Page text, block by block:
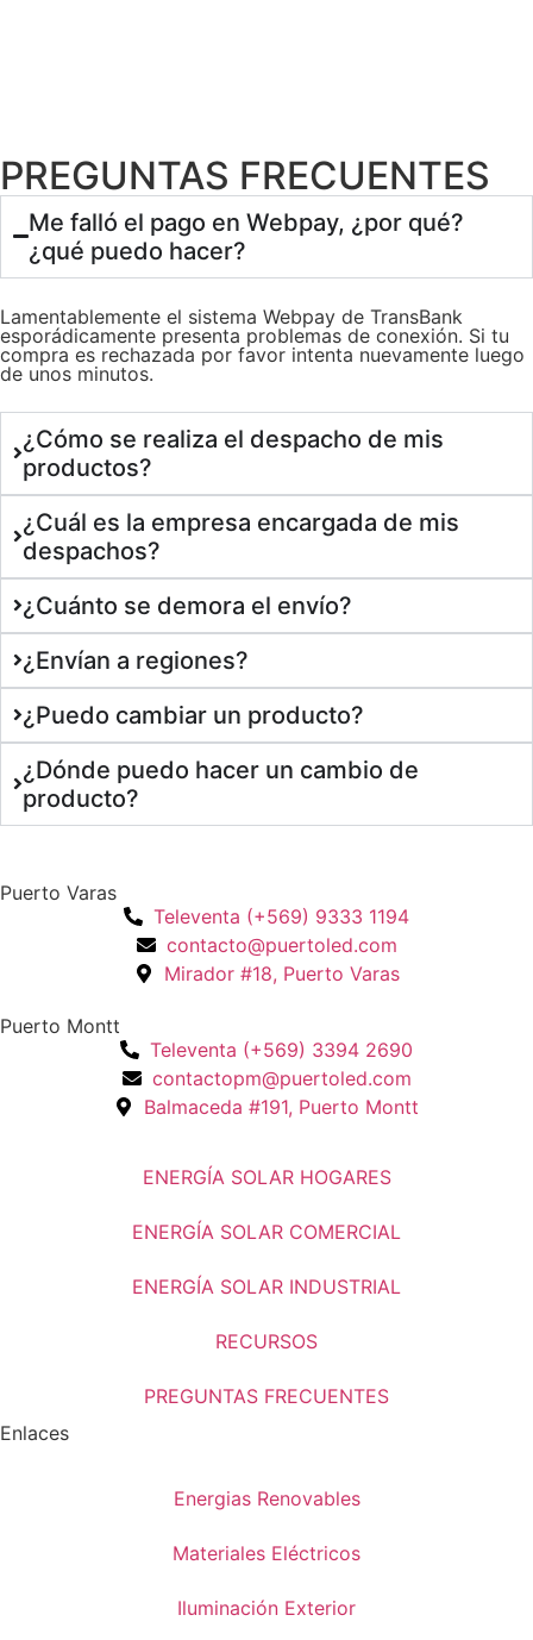
PREGUNTAS FRECUENTES
Me falló el pago en Webpay, ¿por qué?
¿qué puedo hacer?
Lamentablemente el sistema Webpay de TransBank
esporádicamente presenta problemas de conexión. Si tu
compra es rechazada por favor intenta nuevamente luego
de unos minutos.
¿Cómo se realiza el despacho de mis
productos?
¿Cuál es la empresa encargada de mis
despachos?
¿Cuánto se demora el envío?
¿Envían a regiones?
¿Puedo cambiar un producto?
¿Dónde puedo hacer un cambio de
producto?
Puerto Varas
Televenta (+569) 9333 1194
contacto@puertoled.com
Mirador #18, Puerto Varas
Puerto Montt
Televenta (+569) 3394 2690
contactopm@puertoled.com
Balmaceda #191, Puerto Montt
ENERGÍA SOLAR HOGARES
ENERGÍA SOLAR COMERCIAL
ENERGÍA SOLAR INDUSTRIAL
RECURSOS
PREGUNTAS FRECUENTES
Enlaces
Energias Renovables
Materiales Eléctricos
Iluminación Exterior